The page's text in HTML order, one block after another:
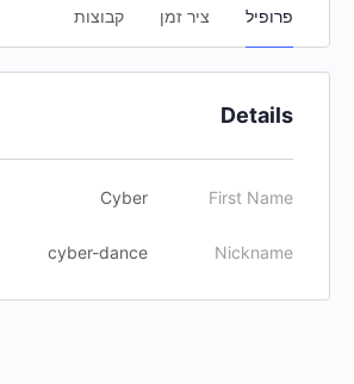
פרופיל ציר זמן קבוצות
Details
First Name
Cyber
Nickname
cyber-dance